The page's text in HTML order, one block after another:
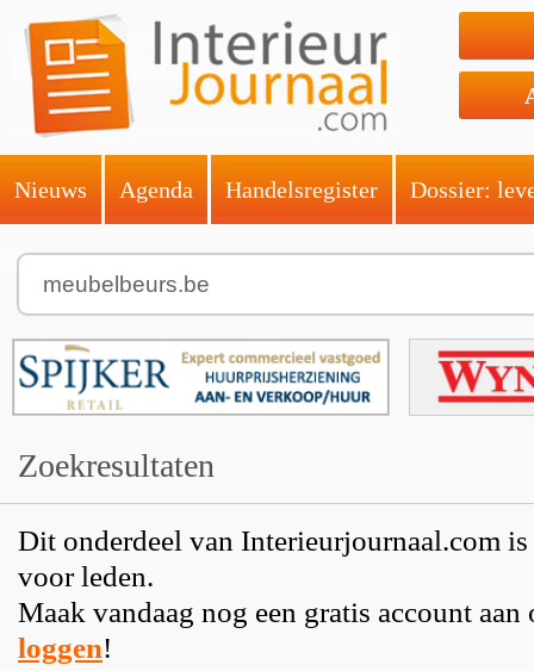
Nieuws Agenda Handelsregister Dossier:
Zoekresultaten
Dit onderdeel van Interieurjournaal.com
voor leden.
Maak vandaag nog een gratis account
loggen!